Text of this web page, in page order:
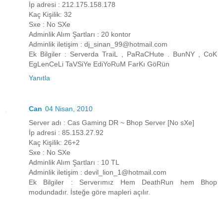
İp adresi : 212.175.158.178
Kaç Kişilik: 32
Sxe : No SXe
Adminlik Alım Şartları : 20 kontor
Adminlik iletişim : dj_sinan_99@hotmail.com
Ek Bilgiler : Serverda TraiL , PaRaCHute . BunNY , CoK
EgLenCeLi TaVSiYe EdiYoRuM FarKı GöRün
Yanıtla
Can 04 Nisan, 2010
Server adı : Cas Gaming DR ~ Bhop Server [No sXe]
İp adresi : 85.153.27.92
Kaç Kişilik: 26+2
Sxe : No SXe
Adminlik Alım Şartları : 10 TL
Adminlik iletişim : devil_lion_1@hotmail.com
Ek Bilgiler : Serverımız Hem DeathRun hem Bhop
modundadır. İsteğe göre mapleri açılır.